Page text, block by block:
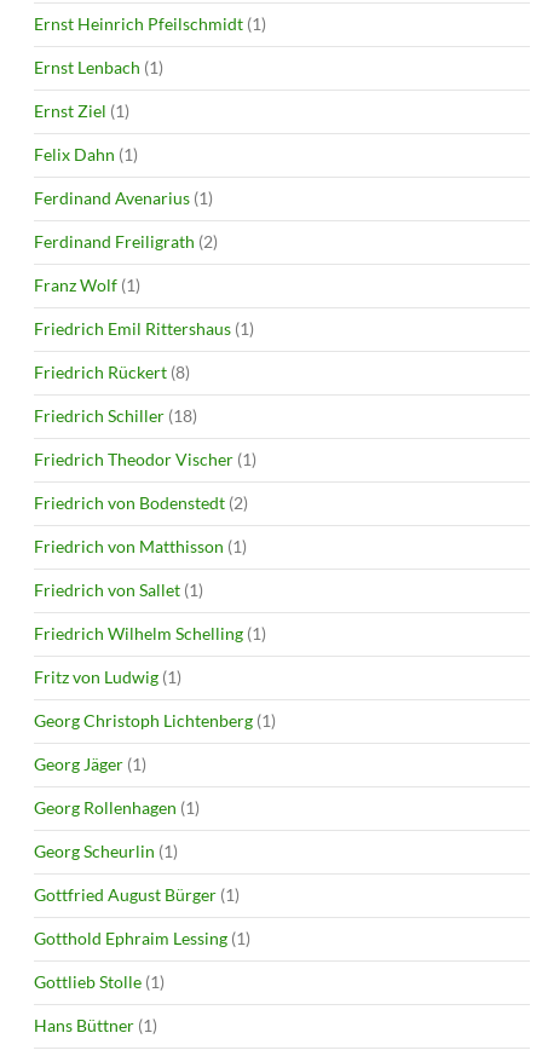
Ernst Heinrich Pfeilschmidt (1)
Ernst Lenbach (1)
Ernst Ziel (1)
Felix Dahn (1)
Ferdinand Avenarius (1)
Ferdinand Freiligrath (2)
Franz Wolf (1)
Friedrich Emil Rittershaus (1)
Friedrich Rückert (8)
Friedrich Schiller (18)
Friedrich Theodor Vischer (1)
Friedrich von Bodenstedt (2)
Friedrich von Matthisson (1)
Friedrich von Sallet (1)
Friedrich Wilhelm Schelling (1)
Fritz von Ludwig (1)
Georg Christoph Lichtenberg (1)
Georg Jäger (1)
Georg Rollenhagen (1)
Georg Scheurlin (1)
Gottfried August Bürger (1)
Gotthold Ephraim Lessing (1)
Gottlieb Stolle (1)
Hans Büttner (1)